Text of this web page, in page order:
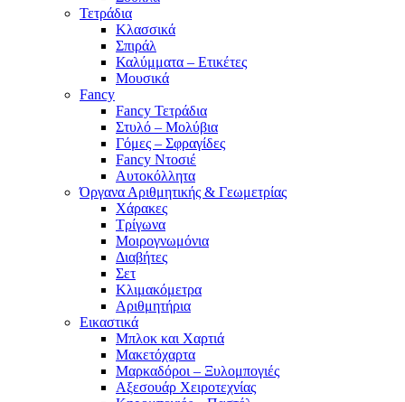
Τετράδια
Κλασσικά
Σπιράλ
Καλύμματα – Ετικέτες
Μουσικά
Fancy
Fancy Τετράδια
Στυλό – Μολύβια
Γόμες – Σφραγίδες
Fancy Ντοσιέ
Αυτοκόλλητα
Όργανα Αριθμητικής & Γεωμετρίας
Χάρακες
Τρίγωνα
Mοιρογνωμόνια
Διαβήτες
Σετ
Κλιμακόμετρα
Αριθμητήρια
Εικαστικά
Μπλοκ και Χαρτιά
Μακετόχαρτα
Μαρκαδόροι – Ξυλομπογιές
Αξεσουάρ Χειροτεχνίας